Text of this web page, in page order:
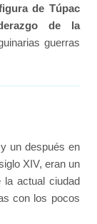
de Túpac
de la
guerras
un después en
XIV, eran un
la actual ciudad
con los pocos